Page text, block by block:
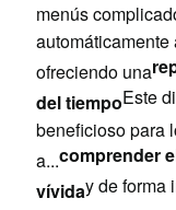
menús
automáticamente
ofreciendo una
del tiempoEste
beneficioso para
a... comprender
víviday de forma